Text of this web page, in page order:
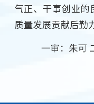
气正、干事创业的
质量发展贡献后勤
一审：朱可